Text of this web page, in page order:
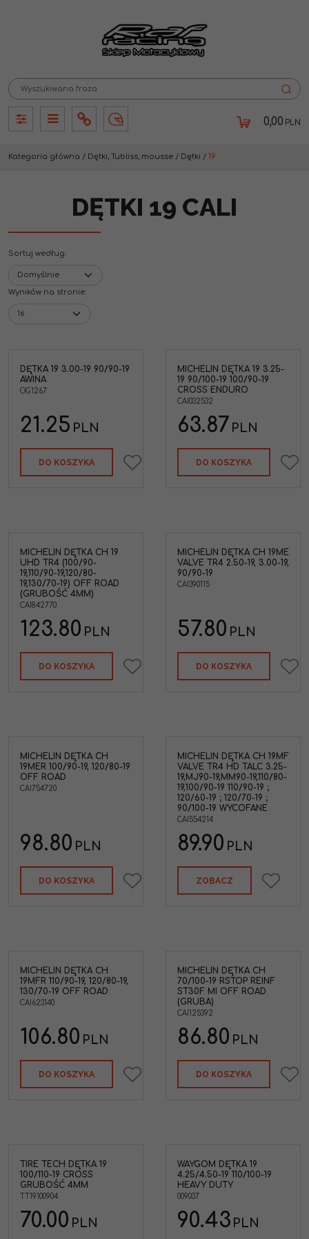
PanelPanelInfo Lang 0,00 PLN
Kategoria główna / Dętki, Tubliss, mousse / Dętki / 19
DĘTKI 19 CALI
Sortuj według:
Wyników na stronie:
DĘTKA 19 3.00-19 90/90-19
AWINA
OG1267
21.25 PLN
DO KOSZYKA
Dętka Michelin CH 19MF
Średnica
opon: 110/100-19,90/100-
19,100/90-19,110/80-19,120/60-
19,120/70-19,130/60-19,3.25-19
MICHELIN DĘTKA 19 3.25-
19 90/100-19 100/90-19
CROSS ENDURO
CAI032532
63.87 PLN
DO KOSZYKA
MICHELIN DĘTKA CH 19
UHD TR4 (100/90-
19,110/90-19,120/80-
19,130/70-19) OFF ROAD
(GRUBOŚĆ 4MM)
CAI842770
123.80 PLN
DO KOSZYKA
MICHELIN DĘTKA CH 19ME
VALVE TR4 2.50-19, 3.00-19,
90/90-19
CAI390115
57.80 PLN
DO KOSZYKA
MICHELIN DĘTKA CH
19MER 100/90-19, 120/80-19
OFF ROAD
CAI754720
98.80 PLN
DO KOSZYKA
MICHELIN DĘTKA CH 19MF
VALVE TR4 HD TALC 3.25-
19,MJ90-19,MM90-19,110/80-
19,100/90-19 110/90-19 ;
120/60-19 ; 120/70-19 ;
90/100-19 WYCOFANE
CAI554214
89.90 PLN
ZOBACZ
MICHELIN DĘTKA CH
19MFR 110/90-19, 120/80-19,
130/70-19 OFF ROAD
CAI623140
106.80 PLN
DO KOSZYKA
MICHELIN DĘTKA CH
70/100-19 RSTOP REINF
ST30F MI OFF ROAD
(GRUBA)
CAI125392
86.80 PLN
DO KOSZYKA
TIRE TECH DĘTKA 19
100/110-19 CROSS
GRUBOŚĆ 4MM
TT19100904
70.00 PLN
Waygom Dętka gruba
19cali 4.25/4.50-19 110/100-19
Heavy Duty TR4 CROSS
opon: 110/100-19
WAYGOM DĘTKA 19
4.25/4.50-19 110/100-19
HEAVY DUTY
009037
90.43 PLN